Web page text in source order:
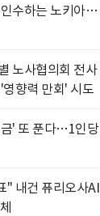
수하는 노키아
노사협의회 전
향력 만회' 시도
' 또 푼다…1인
" 내건 퓨리오사